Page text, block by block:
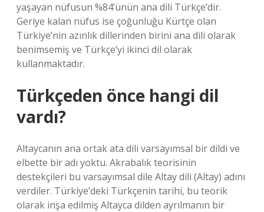
yaşayan nüfusun %84’ünün ana dili Türkçe’dir.
Geriye kalan nüfus ise çoğunluğu Kürtçe olan
Türkiye’nin azınlık dillerinden birini ana dili olarak
benimsemiş ve Türkçe’yi ikinci dil olarak
kullanmaktadır.
Türkçeden önce hangi dil
vardı?
Altaycanın ana ortak ata dili varsayımsal bir dildi ve
elbette bir adı yoktu. Akrabalık teorisinin
destekçileri bu varsayımsal dile Altay dili (Altay) adını
verdiler. Türkiye’deki Türkçenin tarihi, bu teorik
olarak inşa edilmiş Altayca dilden ayrılmanın bir